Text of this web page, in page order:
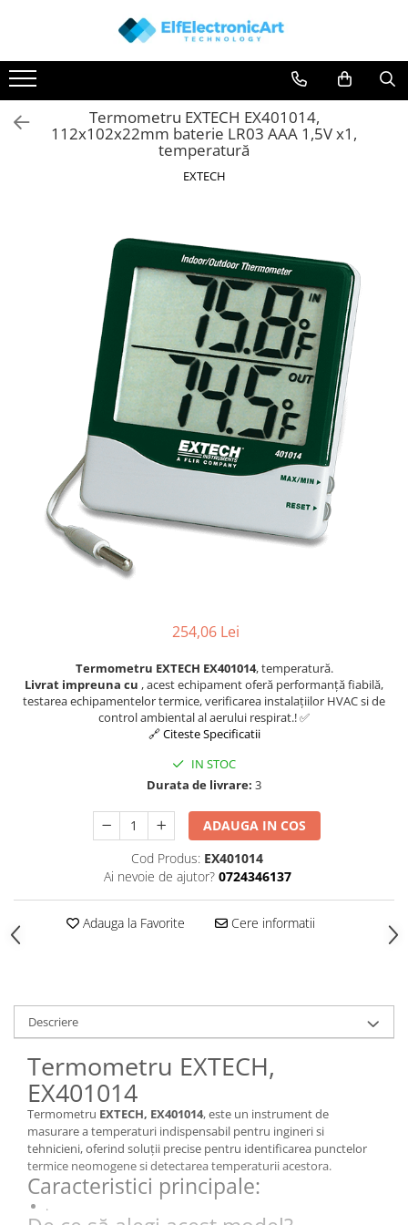
Toate Produsele
Audio
Auto
Instrumente de masura si control
Surse de alimentare
Osciloscoape AXIOMET
Osciloscoape B&K PRECISION
Osciloscoape FLUKE
Osciloscoape GW INSTEK
Osciloscoape HANTEK
Osciloscoape KEYSIGHT
Osciloscoape OWON
Osciloscoape TELEDYNE LECROY
Osciloscoape UNI-T
Termometru EXTECH EX401014,
112x102x22mm baterie LR03 AAA 1,5V x1,
temperatură
EXTECH
254,06 Lei
Termometru EXTECH EX401014, temperatură.
Livrat impreuna cu , acest echipament oferă performanță fiabilă,
testarea echipamentelor termice, verificarea instalațiilor HVAC si de
control ambiental al aerului respirat.! ✅
🔗 Citeste Specificatii
IN STOC
Durata de livrare: 3
ADAUGA IN COS
Cod Produs: EX401014
Ai nevoie de ajutor? 0724346137
Adauga la Favorite Cere informatii
Descriere
Termometru EXTECH,
EX401014
Termometru EXTECH, EX401014, este un instrument de
masurare a temperaturi indispensabil pentru ingineri si
tehnicieni, oferind soluții precise pentru identificarea punctelor
termice neomogene si detectarea temperaturii acestora.
Caracteristici principale:
.